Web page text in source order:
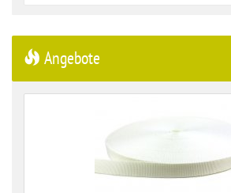
Angebote